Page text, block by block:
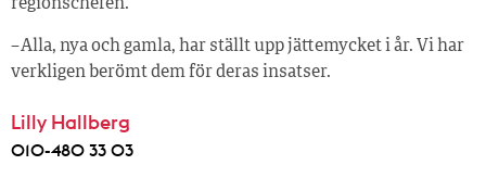
regionschefen.
– Alla, nya och gamla, har ställt upp jättemycket i år. Vi har
verkligen berömt dem för deras insatser.
Lilly Hallberg
010-480 33 03